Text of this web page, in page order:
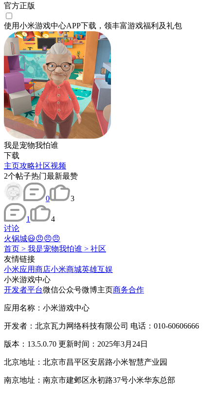
官方正版
使用小米游戏中心APP下载 ，领丰富游戏福利 及礼包
我是宠物我怕谁
下载
主页攻略社区视频
2个帖子热门最新最赞
0 3
1
4
讨论
火锅城😃😠😠😠
首页 > 我是宠物我怕谁 > 社区
友情链接
小米应用商店小米商城英雄互娱
小米游戏中心
开发者平台微信公众号微博主页商务合作
应用名称：小米游戏中心
开发者：北京瓦力网络科技有限公司 电话：010-60606666
版本：13.5.0.70 更新时间：2025年3月24日
北京地址：北京市昌平区安居路小米智慧产业园
南京地址：南京市建邺区永初路37号小米华东总部